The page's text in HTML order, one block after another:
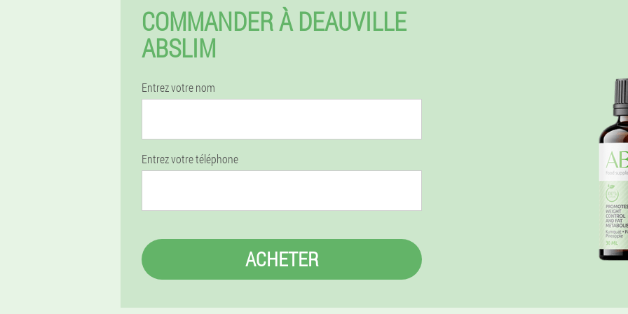
COMMANDER À DEAUVILLE
ABSLIM
Entrez votre nom
Entrez votre téléphone
ACHETER